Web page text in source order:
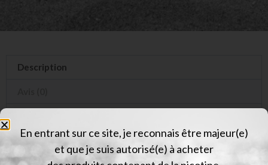
Description
Description
Un super Grinder !
En entrant sur ce site, je reconnais être majeur(e)
et que je suis autorisé(e) à acheter